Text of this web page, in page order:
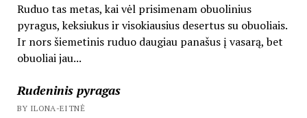
Ruduo tas metas, kai vėl prisimenam obuolinius
pyragus, keksiukus ir visokiausius desertus su obuoliais.
Ir nors šiemetinis ruduo daugiau panašus į vasarą, bet
obuoliai jau...
Rudeninis pyragas
BY ILONA-EITNĖ